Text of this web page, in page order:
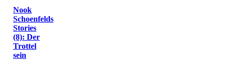
Nook
Schoenfelds
Stories
(8): Der
Trottel
sein